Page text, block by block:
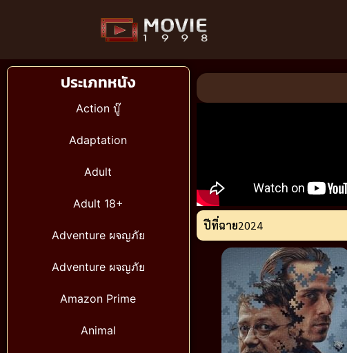
ประเภทหนัง
Action บู๊
Adaptation
Adult
Adult 18+
Adventure ผจญภัย
Adventure ผจญภัย
Amazon Prime
Animal
ปีที่ฉาย2024